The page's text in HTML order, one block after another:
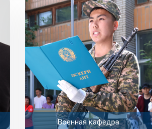
Военная кафедра